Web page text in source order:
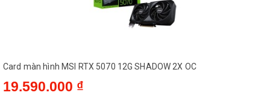
Card màn hình MSI RTX 5070 12G SHADOW 2X OC
19.590.000 ₫